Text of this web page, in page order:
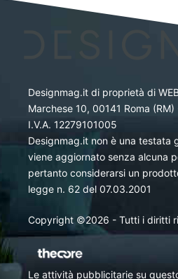
Designmag.it di proprietà di
Marchese 10, 00141 Roma
I.V.A. 12279101005
Designmag.it non è una testata
viene aggiornato senza alcuna
pertanto considerarsi un
legge n. 62 del 07.03.2001
Copyright ©2026 - Tutti i diritti
Le attività pubblicitarie su